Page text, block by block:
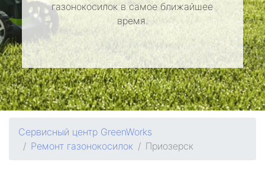
газонокосилок в самое ближайшее
время.
Сервисный центр GreenWorks
Ремонт газонокосилок
Приозерск